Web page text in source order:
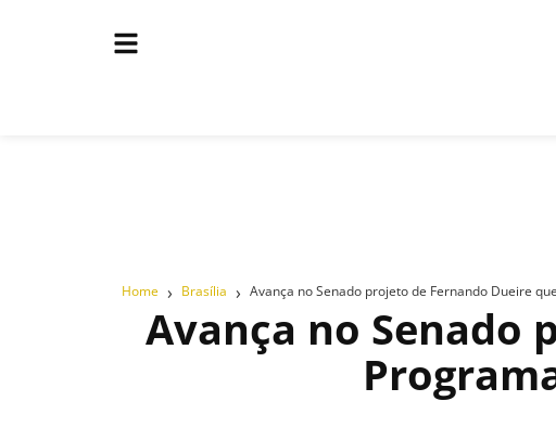
Home › Brasília › Avança no Senado projeto de Fernando Dueire
Avança no Senado